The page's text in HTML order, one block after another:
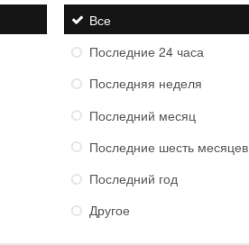
Все
Последние 24 часа
Последняя неделя
Последний месяц
Последние шесть месяцев
Последний год
Другое